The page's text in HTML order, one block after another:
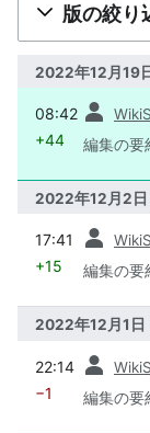
版の絞り
2022年12月19
08:42
+44 編集の要
2022年12月2
17:41
+15 編集の要
2022年12月1日
22:14
−1 編集の要